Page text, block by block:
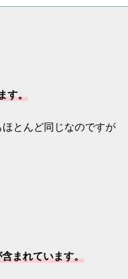
す。
とんど同じなのですが
まれています。